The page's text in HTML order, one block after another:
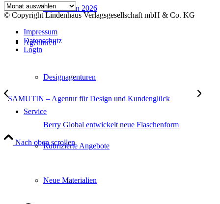
Mediadaten 2026
Agenturen
Designagenturen
Service
Rubrizierte Angebote
Neue Materialien
Archiv
© Copyright Lindenhaus Verlagsgesellschaft mbH & Co. KG
Impressum
Datenschutz
Login
SAMUTIN – Agentur für Design und Kundenglück
Berry Global entwickelt neue Flaschenform
Nach oben scrollen